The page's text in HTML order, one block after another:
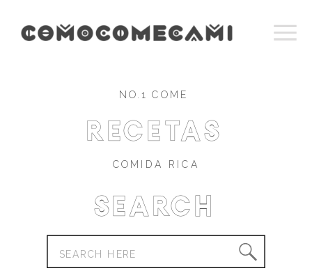
COMIDA RICA
recetas
NO.1 COME
Search
Search
for: